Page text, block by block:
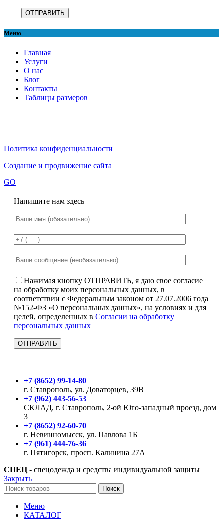
Меню
Главная
Услуги
О нас
Блог
Контакты
Таблицы размеров
Политика конфиденциальности
Создание и продвижение сайта
GO
Напишите нам здесь
Нажимая кнопку ОТПРАВИТЬ, я даю свое согласие
на обработку моих персональных данных, в
соответствии с Федеральным законом от 27.07.2006 года
№152-ФЗ «О персональных данных», на условиях и для
целей, определенных в Согласии на обработку
персональных данных
+7 (8652) 99-14-80
г. Ставрополь, ул. Доваторцев, 39В
+7 (962) 443-56-53
СКЛАД, г. Ставрополь, 2-ой Юго-западный проезд, дом
3
+7 (8652) 92-60-70
г. Невинномысск, ул. Павлова 1Б
+7 (961) 444-76-36
г. Пятигорск, просп. Калинина 27А
СПЕЦ - спецодежда и средства индивидуальной защиты
Закрыть
Поиск
Меню
КАТАЛОГ